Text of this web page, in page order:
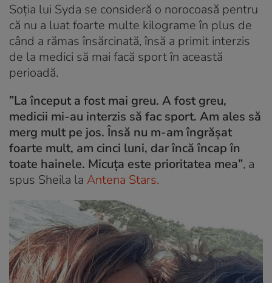
Soția lui Syda se consideră o norocoasă pentru
că nu a luat foarte multe kilograme în plus de
când a rămas însărcinată, însă a primit interzis
de la medici să mai facă sport în această
perioadă.
”La început a fost mai greu. A fost greu,
medicii mi-au interzis să fac sport. Am ales să
merg mult pe jos. Însă nu m-am îngrășat
foarte mult, am cinci luni, dar încă încap în
toate hainele. Micuța este prioritatea mea”, a
spus Sheila la Antena Stars.